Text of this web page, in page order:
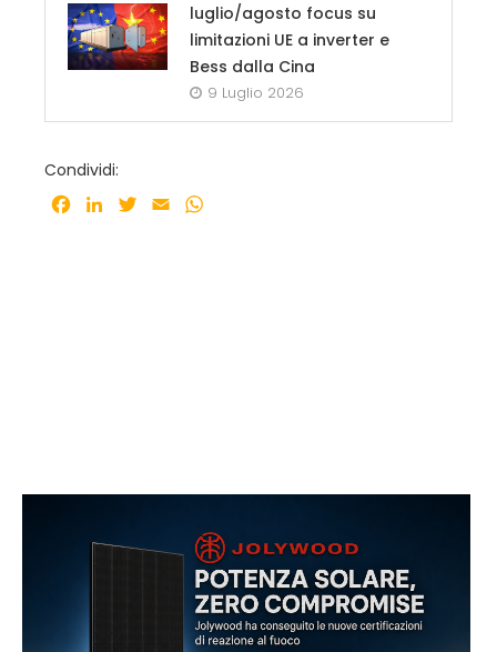
luglio/agosto focus su
limitazioni UE a inverter e
Bess dalla Cina
9 Luglio 2026
Condividi:
Facebook
LinkedInTwitter
Email